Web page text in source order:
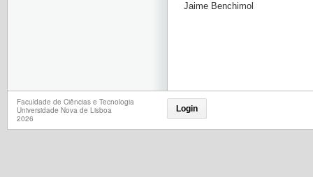
Jaime Benchimol
Faculdade de Ciências e Tecnologia
Universidade Nova de Lisboa
2026
Login